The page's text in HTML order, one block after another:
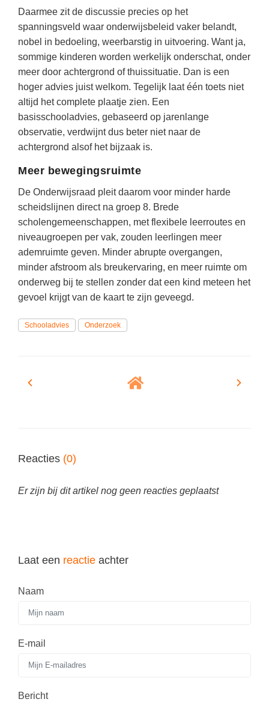
Onderwijsprijs
Ruimte
Schoolreisideeën
Schoolspullen
Seizoenen
Sinterklaas
Spelletjes
Sprookjes
Startpagina onderwijs
Tweede Wereldoorlog
Onderwijslonen
Vrijeschoolonderwijs
Montessori onderwijs
Jenaplanonderwijs
Daltononderwijs
Schoolspullen
Onderwijsvacatures
Studieschuld & Hypotheek
Middelbare school niveaus
Studenten laptop
Docentenplein nieuwsbrief
Nieuwsbrief archief
Onderwijs CV
Huiswerkbegeleiding
Daarmee zit de discussie precies op het
spanningsveld waar onderwijsbeleid vaker belandt,
nobel in bedoeling, weerbarstig in uitvoering. Want ja,
sommige kinderen worden werkelijk onderschat, onder
meer door achtergrond of thuissituatie. Dan is een
hoger advies juist welkom. Tegelijk laat één toets niet
altijd het complete plaatje zien. Een
basisschooladvies, gebaseerd op jarenlange
observatie, verdwijnt dus beter niet naar de
achtergrond alsof het bijzaak is.
Meer bewegingsruimte
De Onderwijsraad pleit daarom voor minder harde
scheidslijnen direct na groep 8. Brede
scholengemeenschappen, met flexibele leerroutes en
niveaugroepen per vak, zouden leerlingen meer
ademruimte geven. Minder abrupte overgangen,
minder afstroom als breukervaring, en meer ruimte om
onderweg bij te stellen zonder dat een kind meteen het
gevoel krijgt van de kaart te zijn geveegd.
Schooladvies Onderzoek
Reacties (0)
Er zijn bij dit artikel nog geen reacties geplaatst
Laat een reactie achter
Naam
E-mail
Bericht